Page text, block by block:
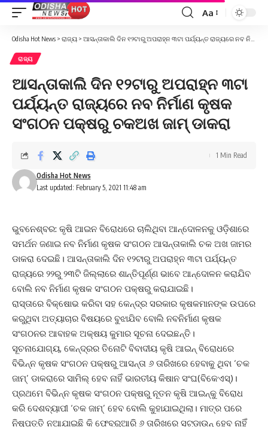
Font
Aa
Odisha Hot News > ରାଜ୍ୟ > ଆସନ୍ତାକାଲି ଦିନ ୧୨ଟାରୁ ଅପରାହ୍ନ ୩ଟା ପର୍ଯ୍ୟନ୍ତ ରାଜ୍ୟରେ ନବ ନିର୍ମାଣ କୃଷକ ସଂଗଠନ ପକ୍ଷରୁ ଚକଅଖ ଜାମ୍ ଡାକରା
ରାଜ୍ୟ
ଆସନ୍ତାକାଲି ଦିନ ୧୨ଟାରୁ ଅପରାହ୍ନ ୩ଟା
ପର୍ଯ୍ୟନ୍ତ ରାଜ୍ୟରେ ନବ ନିର୍ମାଣ କୃଷକ
ସଂଗଠନ ପକ୍ଷରୁ ଚକଅଖ ଜାମ୍ ଡାକରା
Last updated: February 5, 2021 11:48 am
Odisha Hot News
1 Min Read
ଭୁବନେଶ୍ବର: କୃଷି ଆଇନ ବିରୋଧରେ ଚାଲିଥିବା ଆନ୍ଦୋଳନକୁ ଓଡ଼ିଶାରେ
ସମର୍ଥନ ଜଣାଇ ନବ ନିର୍ମାଣ କୃଷକ ସଂଗଠନ ଆସନ୍ତାକାଲି ଚକ ଅଖ ଜାମର
ଡାକରା ଦେଇଛି। ଆସନ୍ତାକାଲି ଦିନ ୧୨ଟାରୁ ଅପରାହ୍ନ ୩ଟା ପର୍ଯ୍ୟନ୍ତ
ରାଜ୍ୟରେ ୨୨ରୁ ୨୩ଟି ଜିଲ୍ଲାରେ ଶାନ୍ତିପୂର୍ଣ୍ଣ ଭାବେ ଆନ୍ଦୋଳନ କରାଯିବ
ବୋଲି ନବ ନିର୍ମାଣ କୃଷକ ସଂଗଠନ ପକ୍ଷରୁ କରାଯାଇଛି।
ରାସ୍ତାରେ ବିକ୍ଷୋଭ କରିବା ସହ କେନ୍ଦ୍ର ସରକାର କୃଷକମାନଙ୍କ ଉପରେ
କରୁଥିବା ଅତ୍ୟାଚାର ବିଷୟରେ ବୁଝାଯିବ ବୋଲି ନବନିର୍ମାଣ କୃଷକ
ସଂଗଠନର ଆବାହକ ଅକ୍ଷୟ କୁମାର ସୂଚନା ଦେଇଛନ୍ତି।
ସୂଚନାଯୋଗ୍ୟ, କେନ୍ଦ୍ରର ତିନୋଟି ବିବାଦୀୟ କୃଷି ଆଇନ୍‌ ବିରୋଧରେ
ବିଭିନ୍ନ କୃଷକ ସଂଗଠନ ପକ୍ଷରୁ ଆସନ୍ତା ୬ ତାରିଖରେ ହେବାକୁ ଥିବା ‘ଚକ
ଜାମ୍’ ଡାକରାରେ ସାମିଲ୍‌ ହେବ ନାହିଁ ଭାରତୀୟ କିଷାନ ସଂଘ(ବିକେଏସ୍‌)।
ପ୍ରଥମେ ବିଭିନ୍ନ କୃଷକ ସଂଗଠନ ପକ୍ଷରୁ ନୂତନ କୃଷି ଆଇନ୍‌କୁ ବିରୋଧ
କରି ଦେଶବ୍ୟାପୀ ‘ଚକ ଜାମ୍’ ହେବ ବୋଲି କୁହାଯାଇଥିଲା। ମାତ୍ର ପରେ
ନିଷ୍ପତ୍ତି ନଆଯାଇଛି କି ଫେବ୍ରୁଆରି ୬ ତାରିଖରେ ସଟ୍‌ଡାଉନ୍‌ ହେବ ନାହିଁ